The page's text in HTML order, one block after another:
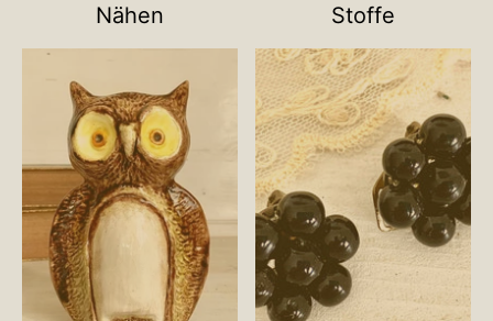
Nähen
Stoffe
Name deiner Kategorie Name deiner